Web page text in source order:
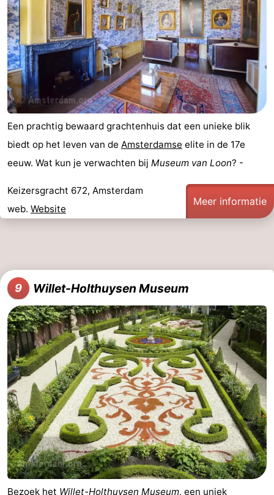
Een prachtig bewaard grachtenhuis dat een unieke blik
biedt op het leven van de Amsterdamse elite in de 17e
eeuw. Wat kun je verwachten bij Museum van Loon? -
Keizersgracht 672, Amsterdam
web. Website
Meer informatie
9 Willet-Holthuysen Museum
Bezoek het Willet-Holthuysen Museum, een uniek